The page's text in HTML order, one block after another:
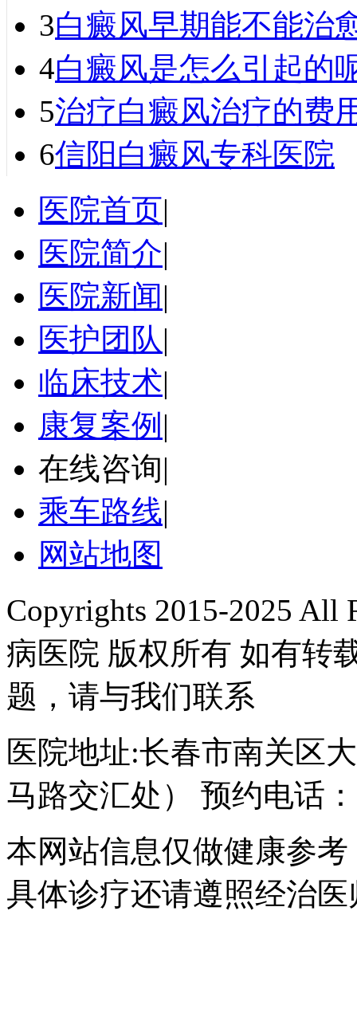
3白癜风早期能不能治
4白癜风是怎么引起的
5治疗白癜风治疗的费
6信阳白癜风专科医院
医院首页|
医院简介|
医院新闻|
医护团队|
临床技术|
康复案例 |
在线咨询|
乘车路线|
网站地图
Copyrights 2015-2025 All
病医院 版权所有 如有转
题，请与我们联系
医院地址:长春市南关区
马路交汇处） 预约电话
本网站信息仅做健康参
具体诊疗还请遵照经治医